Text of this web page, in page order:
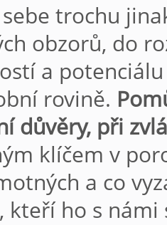
trochu
obzorů, do
a
rovině.
důvěry, při
klíčem v
a co
kteří ho s námi